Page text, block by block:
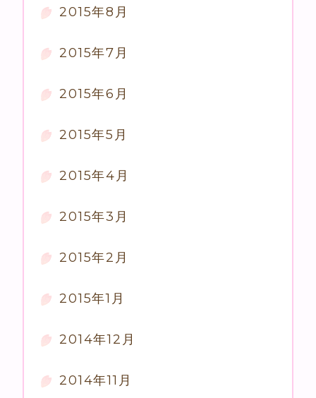
2015年8月
2015年7月
2015年6月
2015年5月
2015年4月
2015年3月
2015年2月
2015年1月
2014年12月
2014年11月